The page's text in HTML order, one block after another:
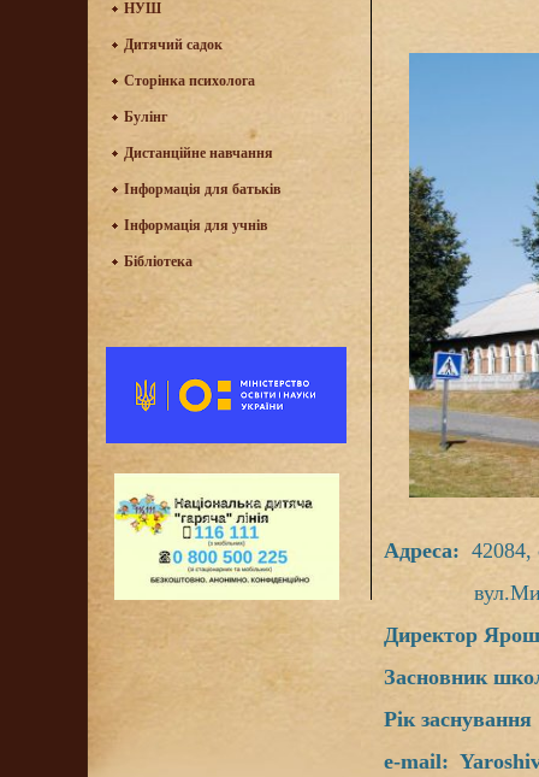
НУШ
Дитячий садок
Сторінка психолога
Булінг
Дистанційне навчання
Інформація для батьків
Інформація для учнів
Бібліотека
Адреса: 42084,
вул.Миру,
Директор
Засновник
Рік заснування
e-mail: